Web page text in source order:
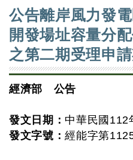
:::
公告離岸風力發
開發場址容量分
之第二期受理申
經濟部 公告
發文日期： 中華民國112
發文字號：經能字第